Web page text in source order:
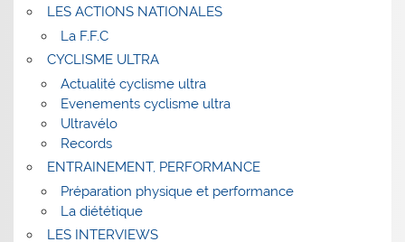
LES ACTIONS NATIONALES
La F.F.C
CYCLISME ULTRA
Actualité cyclisme ultra
Evenements cyclisme ultra
Ultravélo
Records
ENTRAINEMENT, PERFORMANCE
Préparation physique et performance
La diététique
LES INTERVIEWS